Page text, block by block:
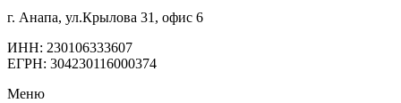
г. Анапа, ул.Крылова 31, офис 6
ИНН: 230106333607
ЕГРН: 304230116000374
Меню